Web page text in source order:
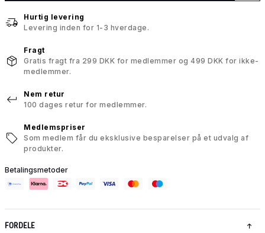
Hurtig levering
Levering inden for 1-3 hverdage.
Fragt
Gratis fragt fra 299 DKK for medlemmer og 499 DKK for ikke-
medlemmer.
Nem retur
100 dages retur for medlemmer.
Medlemspriser
Som medlem får du eksklusive besparelser på et udvalg af
produkter.
Betalingsmetoder
FORDELE